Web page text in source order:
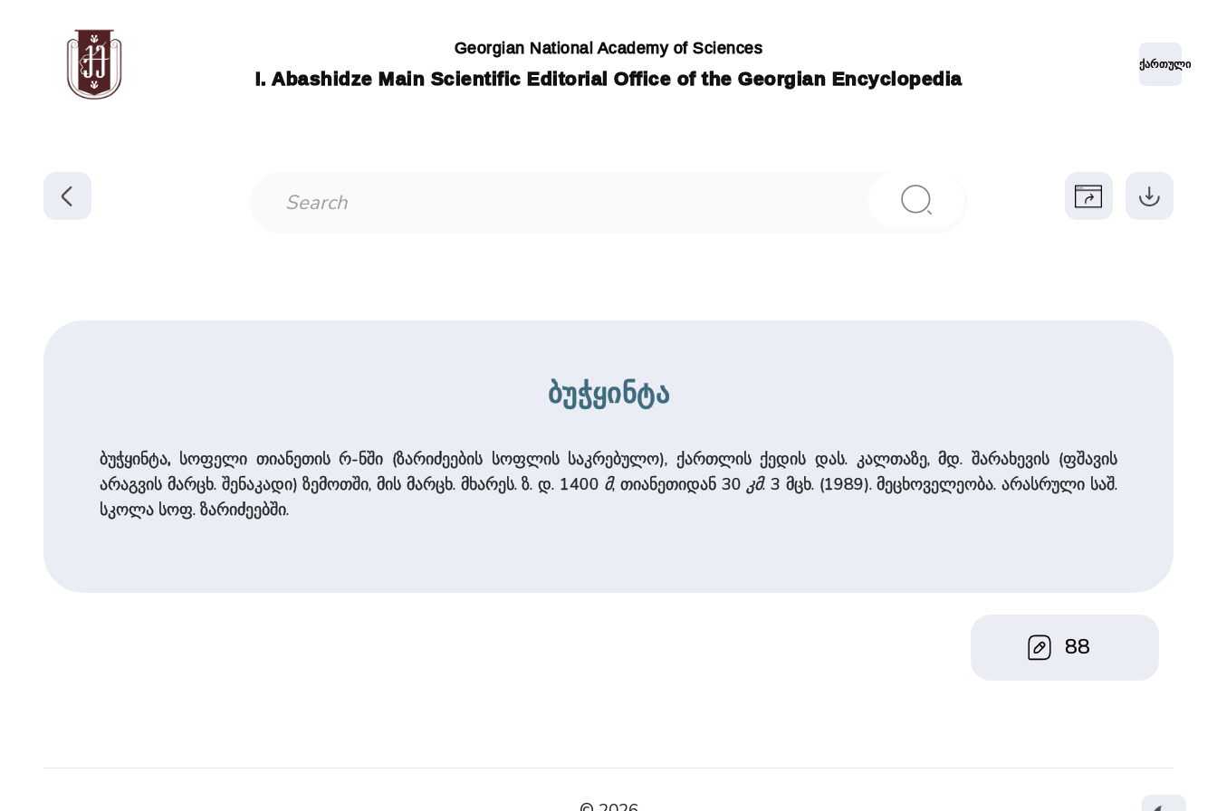
Georgian National Academy of Sciences
I. Abashidze Main Scientific Editorial Office of the Georgian Encyclopedia
ქართული
ბუჭყინტა
ბუჭყინტა, სოფელი თიანეთის რ-ნში (ზარიძეების სოფლის საკრებულო), ქართლის ქედის დას. კალთაზე, მდ. შარახევის (ფშავის
არაგვის მარცხ. შენაკადი) ზემოთში, მის მარცხ. მხარეს. ზ. დ. 1400 მ, თიანეთიდან 30 კმ. 3 მცხ. (1989). მეცხოველეობა. არასრული საშ.
სკოლა სოფ. ზარიძეებში.
88